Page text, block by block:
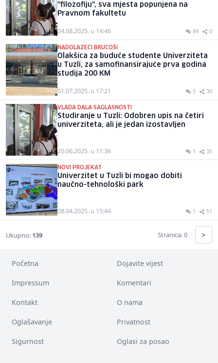
"filozofiju", sva mjesta popunjena na
Pravnom fakultetu
24.08.2025. u 14:46 84 0
NADOLAZEĆI BRUCOŠI
Olakšica za buduće studente Univerziteta
u Tuzli, za samofinansirajuće prva godina
studija 200 KM
01.07.2025. u 17:21 5 30
VLADA DALA SAGLASNOSTI
Studiranje u Tuzli: Odobren upis na četiri
univerziteta, ali je jedan izostavljen
20.06.2025. u 11:36 1 35
NOVI PROJEKAT
Univerzitet u Tuzli bi mogao dobiti
naučno-tehnološki park
28.04.2025. u 15:44 1 51
Ukupno: 139 Stranica: 0 >
Početna Dojavite vijest
Impressum Komentari
Kontakt O nama
Oglašavanje Privatnost
Sigurnost Oglasi za posao